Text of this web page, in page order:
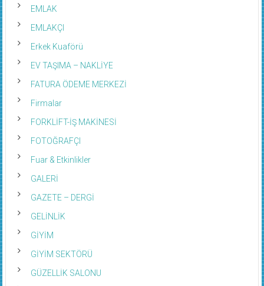
EMLAK
EMLAKÇI
Erkek Kuaförü
EV TAŞIMA – NAKLİYE
FATURA ÖDEME MERKEZİ
Firmalar
FORKLİFT-İŞ MAKİNESİ
FOTOĞRAFÇI
Fuar & Etkinlikler
GALERİ
GAZETE – DERGİ
GELİNLİK
GİYİM
GİYİM SEKTÖRÜ
GÜZELLİK SALONU